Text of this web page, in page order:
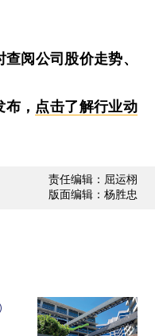
查阅公司股价走势、
， 点击了解行业动
责任编辑：屈运栩
版面编辑：杨胜忠